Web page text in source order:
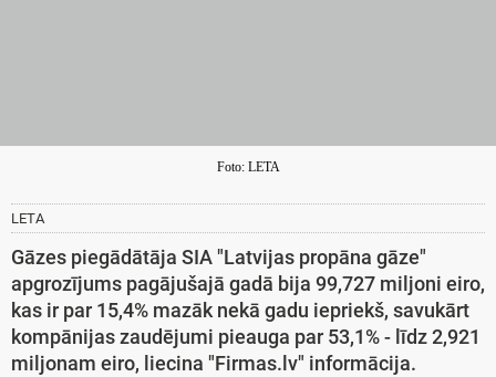
Foto: LETA
LETA
Gāzes piegādātāja SIA "Latvijas propāna gāze"
apgrozījums pagājušajā gadā bija 99,727 miljoni eiro,
kas ir par 15,4% mazāk nekā gadu iepriekš, savukārt
kompānijas zaudējumi pieauga par 53,1% - līdz 2,921
miljonam eiro, liecina "Firmas.lv" informācija.